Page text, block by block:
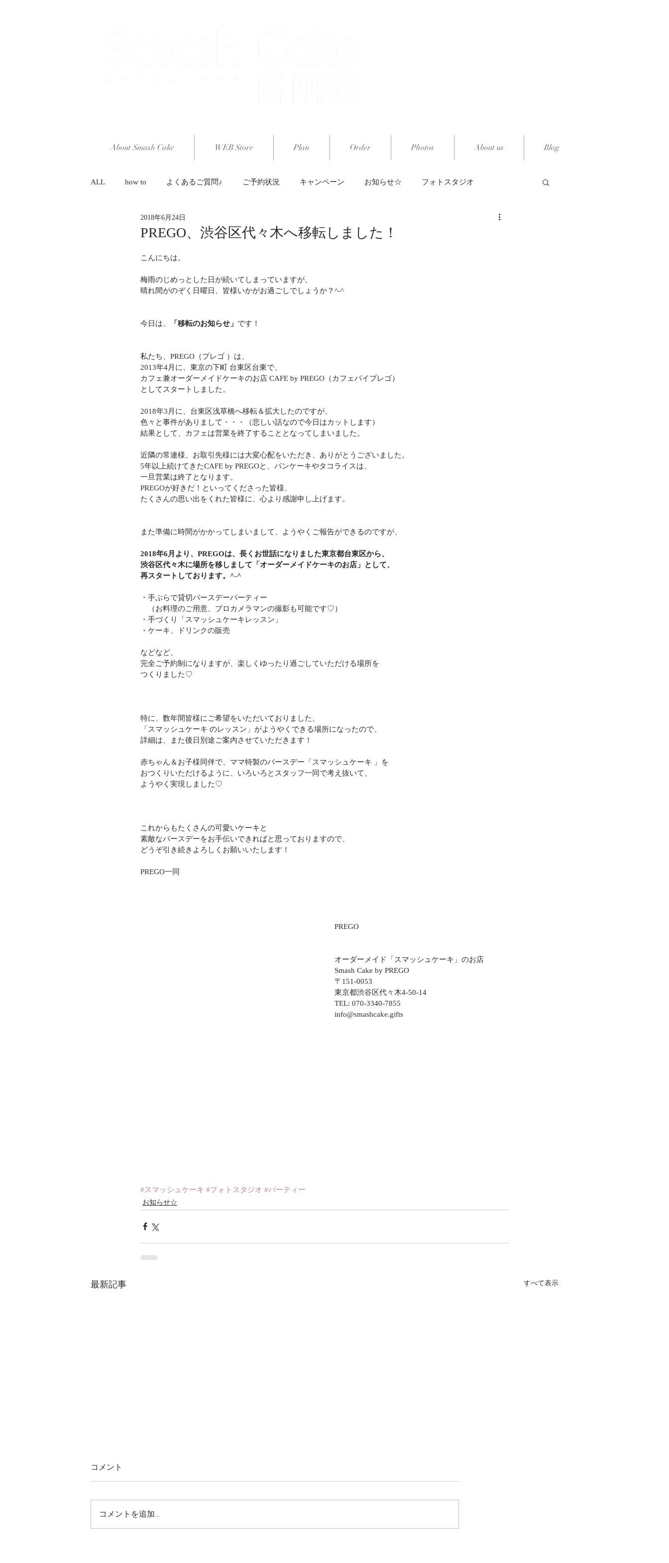
About Smash Cake WEB Store Plan Order Photos About us Blog
ALL how to よくあるご質問♪ ご予約状況 キャンペーン お知らせ☆ フォトスタジオ
PREGO、渋谷区代々木へ移転しました！
2018年6月24日
こんにちは。
梅雨のじめっとした日が続いてしまっていますが、
晴れ間がのぞく日曜日、皆様いかがお過ごしでしょうか？^-^
今日は、 「移転のお知らせ」 です！
私たち、PREGO（プレゴ ）は、
2013年4月に、東京の下町 台東区台東で、
カフェ兼オーダーメイドケーキのお店 CAFE by PREGO（カフェバイプレゴ）
としてスタートしました。
2018年3月に、台東区浅草橋へ移転＆拡大したのですが、
色々と事件がありまして・・・（悲しい話なので今日はカットします）
結果として、カフェは営業を終了することとなってしまいました。
近隣の常連様、お取引先様には大変心配をいただき、ありがとうございました。
5年以上続けてきたCAFE by PREGOと、パンケーキやタコライスは、
一旦営業は終了となります。
PREGOが好きだ！といってくださった皆様、
たくさんの思い出をくれた皆様に、心より感謝申し上げます。
また準備に時間がかかってしまいまして、ようやくご報告ができるのですが、
2018年6月より、PREGOは、長くお世話になりました東京都台東区から、
渋谷区代々木に場所を移しまして「オーダーメイドケーキのお店」として、
再スタートしております。^-^
・手ぶらで貸切バースデーパーティー
（お料理のご用意、プロカメラマンの撮影も可能です♡）
・手づくり「スマッシュケーキレッスン」
・ケーキ、ドリンクの販売
などなど、
完全ご予約制になりますが、楽しくゆったり過ごしていただける場所を
つくりました♡
特に、数年間皆様にご希望をいただいておりました、
「スマッシュケーキ のレッスン」がようやくできる場所になったので、
詳細は、また後日別途ご案内させていただきます！
赤ちゃん＆お子様同伴で、ママ特製のバースデー「スマッシュケーキ 」を
おつくりいただけるように、いろいろとスタッフ一同で考え抜いて、
ようやく実現しました♡
これからもたくさんの可愛いケーキと
素敵なバースデーをお手伝いできればと思っておりますので、
どうぞ引き続きよろしくお願いいたします！
PREGO一同​​
PREGO
オーダーメイド「スマッシュケーキ」のお店
Smash Cake by PREGO
〒151-0053
東京都渋谷区代々木4-50-14
TEL: 070-3340-7855
info@smashcake.gifts
#スマッシュケーキ #フォトスタジオ #パーティー
お知らせ☆
最新記事 すべて表示
｜重要｜大雨の影響による
だいているみなさま、 ご検討中
につきまして
コメント
コメントを追加…